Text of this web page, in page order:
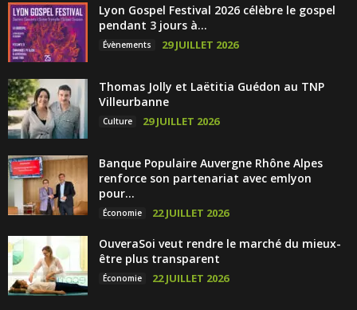
Lyon Gospel Festival 2026 célèbre le gospel
pendant 3 jours à...
Évènements 29 JUILLET 2026
Thomas Jolly et Laëtitia Guédon au TNP
Villeurbanne
Culture 29 JUILLET 2026
Banque Populaire Auvergne Rhône Alpes
renforce son partenariat avec emlyon
pour...
Économie 22 JUILLET 2026
OuveraSoi veut rendre le marché du mieux-
être plus transparent
Économie 22 JUILLET 2026